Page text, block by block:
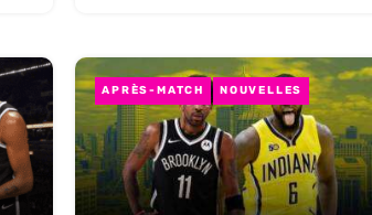
APRÈS-MATCH NOUVELLES